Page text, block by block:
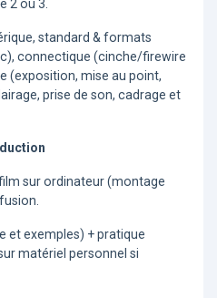
2 ou 3.
standard & formats
connectique (cinche/firewire
(exposition, mise au point,
prise de son, cadrage et
sur ordinateur (montage
et exemples) + pratique
matériel personnel si